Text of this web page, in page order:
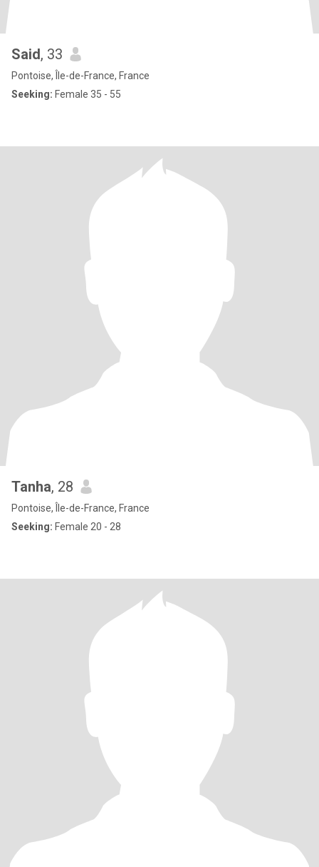
Said, 33
Pontoise, Île-de-France, France
Seeking: Female 35 - 55
Tanha, 28
Pontoise, Île-de-France, France
Seeking: Female 20 - 28